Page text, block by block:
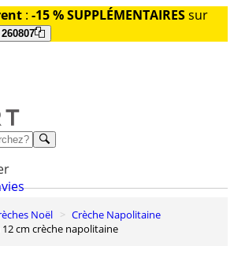
: -15 % SUPPLÉMENTAIRESsur
260807
Noël
Crèche Napolitaine
12 cm crèche napolitaine